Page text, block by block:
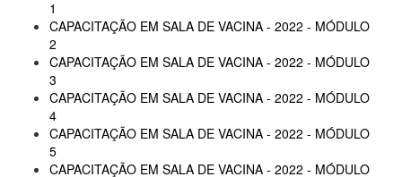
1
CAPACITAÇÃO EM SALA DE VACINA - 2022 - MÓDULO
2
CAPACITAÇÃO EM SALA DE VACINA - 2022 - MÓDULO
3
CAPACITAÇÃO EM SALA DE VACINA - 2022 - MÓDULO
4
CAPACITAÇÃO EM SALA DE VACINA - 2022 - MÓDULO
5
CAPACITAÇÃO EM SALA DE VACINA - 2022 - MÓDULO